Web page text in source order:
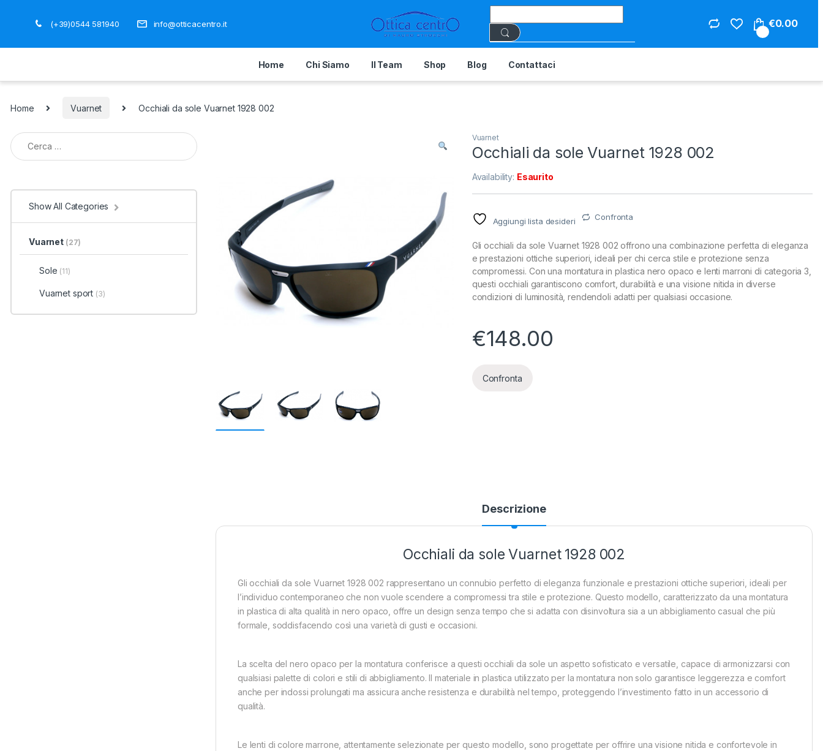
(+39)0544 581940 info@otticacentro.it €0.00
Home Chi Siamo Il Team Shop Blog Contattaci
Home Vuarnet Occhiali da sole Vuarnet 1928 002
Vuarnet
Occhiali da sole Vuarnet 1928 002
Availability: Esaurito
Aggiungi lista desideri Confronta
Gli occhiali da sole Vuarnet 1928 002 offrono una combinazione perfetta di eleganza
e prestazioni ottiche superiori, ideali per chi cerca stile e protezione senza
compromessi. Con una montatura in plastica nero opaco e lenti marroni di categoria 3,
questi occhiali garantiscono comfort, durabilità e una visione nitida in diverse
condizioni di luminosità, rendendoli adatti per qualsiasi occasione.
€148.00
Confronta
Descrizione
Occhiali da sole Vuarnet 1928 002
Gli occhiali da sole Vuarnet 1928 002 rappresentano un connubio perfetto di eleganza funzionale e prestazioni ottiche superiori, ideali per
l’individuo contemporaneo che non vuole scendere a compromessi tra stile e protezione. Questo modello, caratterizzato da una montatura
in plastica di alta qualità in nero opaco, offre un design senza tempo che si adatta con disinvoltura sia a un abbigliamento casual che più
formale, soddisfacendo così una varietà di gusti e occasioni.
La scelta del nero opaco per la montatura conferisce a questi occhiali da sole un aspetto sofisticato e versatile, capace di armonizzarsi con
qualsiasi palette di colori e stili di abbigliamento. Il materiale in plastica utilizzato per la montatura non solo garantisce leggerezza e comfort
anche per indossi prolungati ma assicura anche resistenza e durabilità nel tempo, proteggendo l’investimento fatto in un accessorio di
qualità.
Le lenti di colore marrone, attentamente selezionate per questo modello, sono progettate per offrire una visione nitida e confortevole in
Ricerca per:
Show All Categories
Vuarnet (27)
Sole (11)
Vuarnet sport (3)